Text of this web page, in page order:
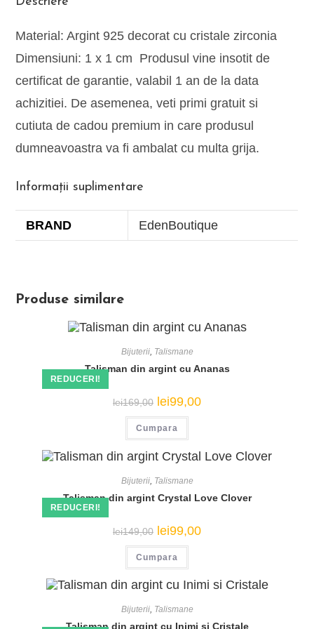
Material: Argint 925 decorat cu cristale zirconia
Dimensiuni: 1 x 1 cm Produsul vine insotit de
certificat de garantie, valabil 1 an de la data
achizitiei. De asemenea, veti primi gratuit si
cutiuta de cadou premium in care produsul
dumneavoastra va fi ambalat cu multa grija.
Informații suplimentare
BRAND EdenBoutique
Produse similare
REDUCERI!
Bijuterii, Talismane
Talisman din argint cu Ananas
lei169,00 Prețul
inițial
a
fost:
lei169,00.
lei99,00Prețul
Cumpara
REDUCERI!
Bijuterii, Talismane
Talisman din argint Crystal Love Clover
lei149,00 Prețul
inițial
a
fost:
lei149,00.
lei99,00Prețul
Cumpara
Bijuterii, Talismane
Talisman din argint cu Inimi si Cristale